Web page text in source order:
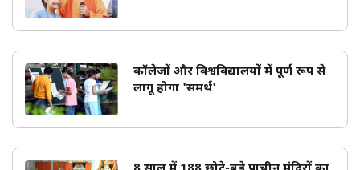
कॉलेजों और विश्वविद्यालयों में पूर्ण रूप से
लागू होगा 'समर्थ'